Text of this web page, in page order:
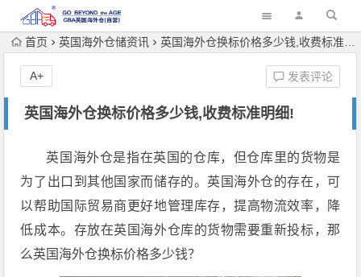
首页 英国海外仓储资讯 英国海外仓换标价格多少钱,收费标准明细!
英国海外仓换标价格多少钱,收费标准明细!
发表评论
A+
英国海外仓是指在英国的仓库，但仓库里的货物是
为了出口到其他国家而储存的。英国海外仓的存在，可
以帮助国际贸易商更好地管理库存，提高物流效率，降
低成本。存放在英国海外仓库的货物需要重新投标，那
么英国海外仓换标价格多少钱？